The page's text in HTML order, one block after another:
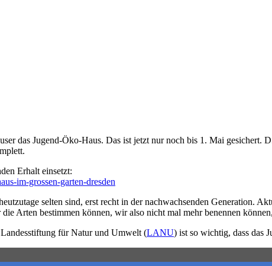
das Jugend-Öko-Haus. Das ist jetzt nur noch bis 1. Mai gesichert.
Erhalt einsetzt:
im-grossen-garten-dresden
selten sind, erst recht in der nachwachsenden Generation.
Arten bestimmen können, wir also nicht mal mehr benennen
Landesstiftung für Natur und Umwelt (LANU) ist so wichtig, dass das